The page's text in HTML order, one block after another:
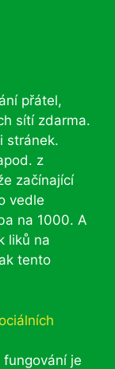
přátel,
sítí zdarma.
stránek.
z
začínající
vedle
na 1000. A
liků na
tento
fungování je